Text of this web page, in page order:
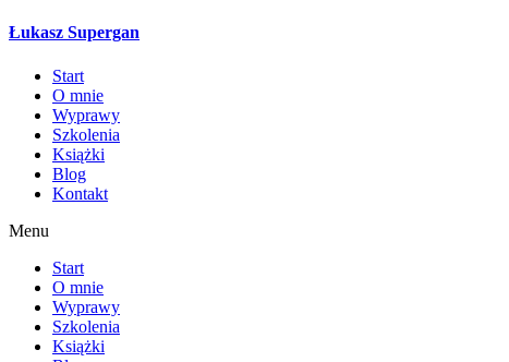
Łukasz Supergan
Start
O mnie
Wyprawy
Szkolenia
Książki
Blog
Kontakt
Menu
Start
O mnie
Wyprawy
Szkolenia
Książki